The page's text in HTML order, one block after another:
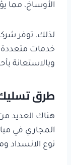
الأوساخ، مما
لذلك، توفر
خدمات متعددة
وبالاستعانة
طرق
هناك العديد
المجاري في
نوع الانسداد